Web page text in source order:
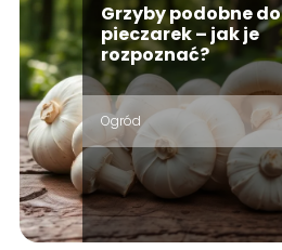
Grzyby podobne do
pieczarek – jak je
rozpoznać?
Ogród